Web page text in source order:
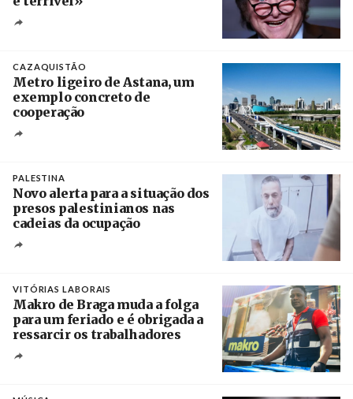
CAZAQUISTÃO
Metro ligeiro de Astana, um
exemplo concreto de
cooperação
PALESTINA
Novo alerta para a situação dos
presos palestinianos nas
cadeias da ocupação
VITÓRIAS LABORAIS
Makro de Braga muda a folga
para um feriado e é obrigada a
ressarcir os trabalhadores